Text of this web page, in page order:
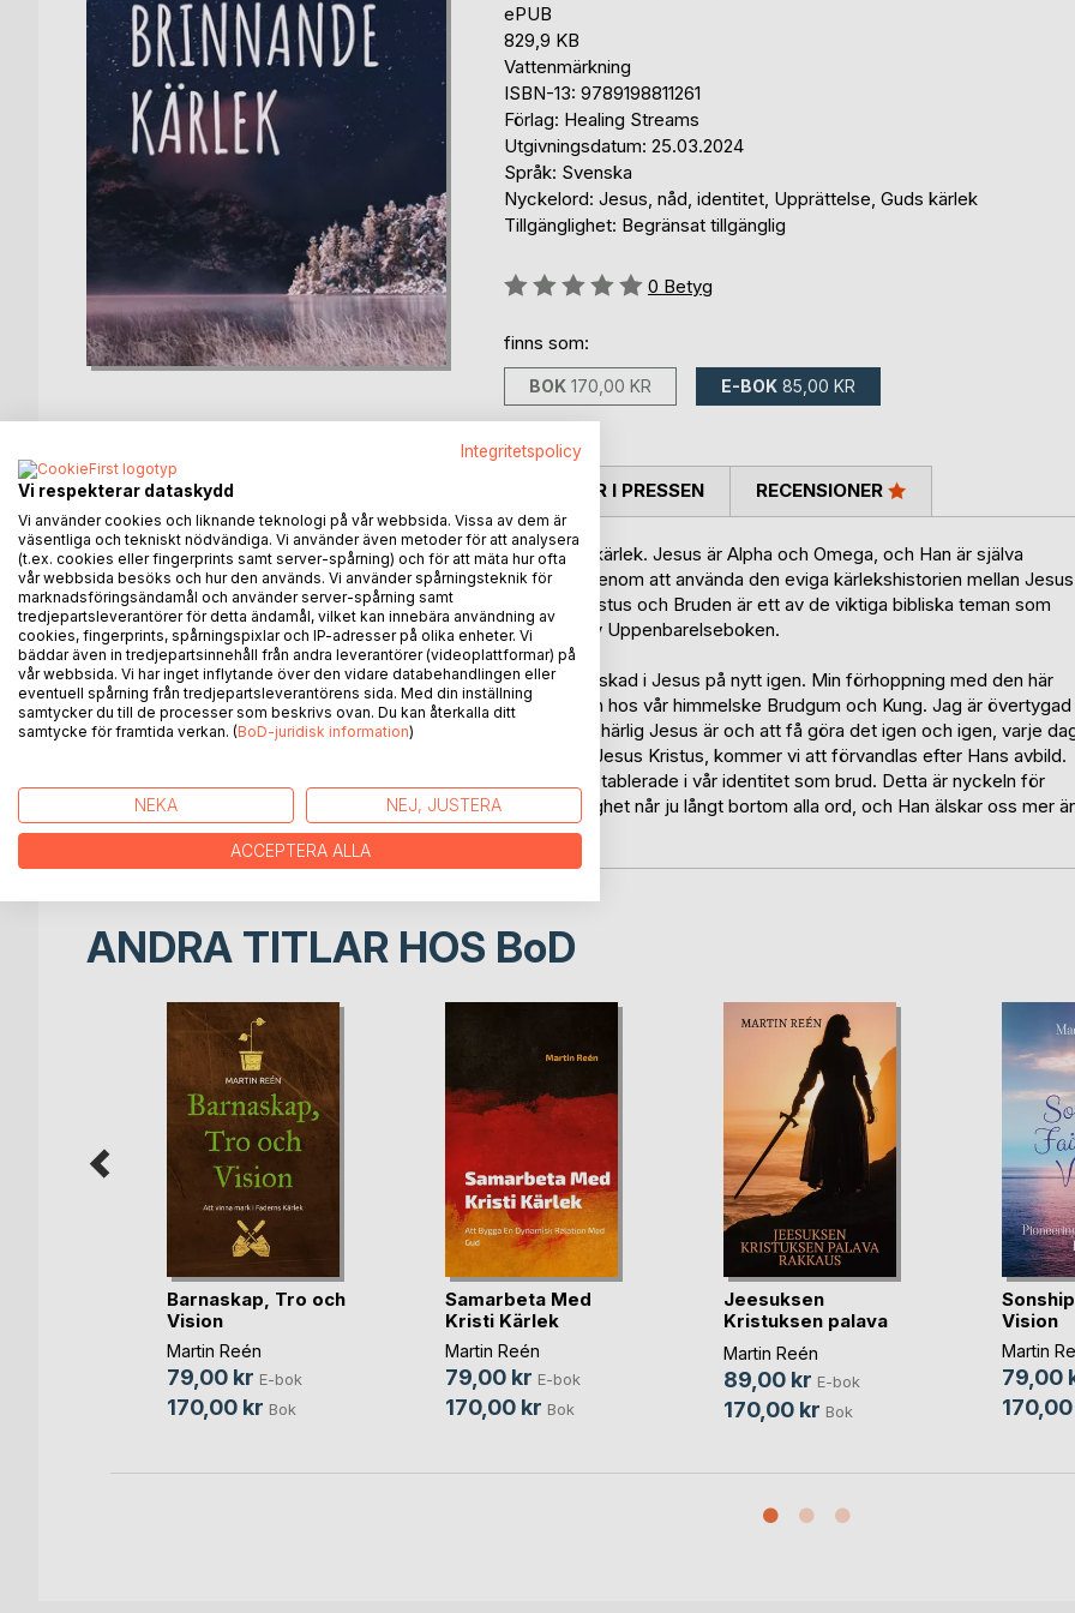
ePUB
829,9 KB
Vattenmärkning
ISBN-13: 9789198811261
Förlag: Healing Streams
Utgivningsdatum: 25.03.2024
Språk: Svenska
Nyckelord: Jesus, nåd, identitet, Upprättelse, Guds kärlek
Tillgänglighet: Begränsat tillgänglig
Betyg::
0 Betyg
finns som:
BOK 170,00 KR E-BOK 85,00 KR
BESKRIVNING
Denna bok handlar om Jesu brinnande och passionerade kärlek. Jesus är Alpha och Omega, och Han är själva
centrum av vårt liv. Jag har skrivit om Kristi kärlek till oss genom att använda den eviga kärlekshistorien mellan Jesus
och Hans brud som mitt huvudtema. Romansen mellan Kristus och Bruden är ett av de viktiga bibliska teman som
finns med från Edens lustgård, ända till de sista kapitlen av Uppenbarelseboken.
Jag längtar efter att Guds församling ska bli hopplöst förälskad i Jesus på nytt igen. Min förhoppning med den här
boken, är att få nåden att uppenbara lite mer av skönheten hos vår himmelske Brudgum och Kung. Jag är övertygad
om att vi ständigt behöver återupptäcka hur underbar och härlig Jesus är och att få göra det igen och igen, varje
för resten av våra liv! När vi tar emot en djupare vision av Jesus Kristus, kommer vi att förvandlas efter Hans avbild.
Det är genom att odla vår relation med Jesus, som vi blir etablerade i vår identitet som brud. Detta är nyckeln för
oss till att hålla våra hjärtan rena och brinnande. Hans härlighet når ju långt bortom alla ord, och Han älskar oss mer
vi kan förstå!
KOMMENTARER I PRESSEN RECENSIONER
ANDRA TITLAR HOS BoD
Barnaskap, Tro och
Vision
Martin Reén
79,00 kr E-bok
170,00 kr Bok
Samarbeta Med
Kristi Kärlek
Martin Reén
79,00 kr E-bok
170,00 kr Bok
Jeesuksen
Kristuksen palava
rakkaus
Martin Reén
89,00 kr E-bok
170,00 kr Bok
Vision
Martin
79,00
Integritetspolicy
Vi respekterar dataskydd
Vi använder cookies och liknande teknologi på vår webbsida. Vissa av dem är
väsentliga och tekniskt nödvändiga. Vi använder även metoder för att analysera
(t.ex. cookies eller fingerprints samt server-spårning) och för att mäta hur ofta
vår webbsida besöks och hur den används. Vi använder spårningsteknik för
marknadsföringsändamål och använder server-spårning samt
tredjepartsleverantörer för detta ändamål, vilket kan innebära användning av
cookies, fingerprints, spårningspixlar och IP-adresser på olika enheter. Vi
bäddar även in tredjepartsinnehåll från andra leverantörer (videoplattformar) på
vår webbsida. Vi har inget inflytande över den vidare databehandlingen eller
eventuell spårning från tredjepartsleverantörens sida. Med din inställning
samtycker du till de processer som beskrivs ovan. Du kan återkalla ditt
samtycke för framtida verkan. (BoD-juridisk information)
NEKA NEJ, JUSTERA
ACCEPTERA ALLA